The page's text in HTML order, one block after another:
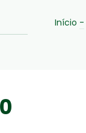
Início -